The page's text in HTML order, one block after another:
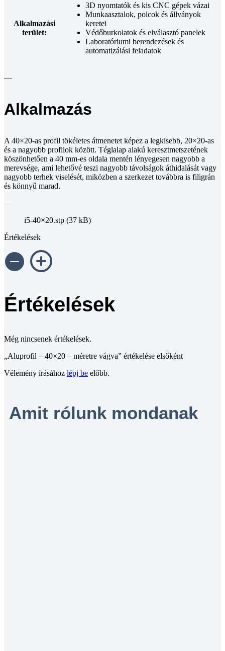
Alkalmazási
terület:
3D nyomtatók és kis CNC gépek vázai
Munkaasztalok, polcok és állványok
keretei
Védőburkolatok és elválasztó panelek
Laboratóriumi berendezések és
automatizálási feladatok
—
Alkalmazás
A 40×20-as profil tökéletes átmenetet képez a legkisebb, 20×20-as
és a nagyobb profilok között. Téglalap alakú keresztmetszetének
köszönhetően a 40 mm-es oldala mentén lényegesen nagyobb a
merevsége, ami lehetővé teszi nagyobb távolságok áthidalását vagy
nagyobb terhek viselését, miközben a szerkezet továbbra is filigrán
és könnyű marad.
—
i5-40×20.stp (37 kB)
Értékelések
Értékelések
Még nincsenek értékelések.
„Aluprofil – 40×20 – méretre vágva” értékelése elsőként
Vélemény írásához lépj be előbb.
Amit rólunk mondanak